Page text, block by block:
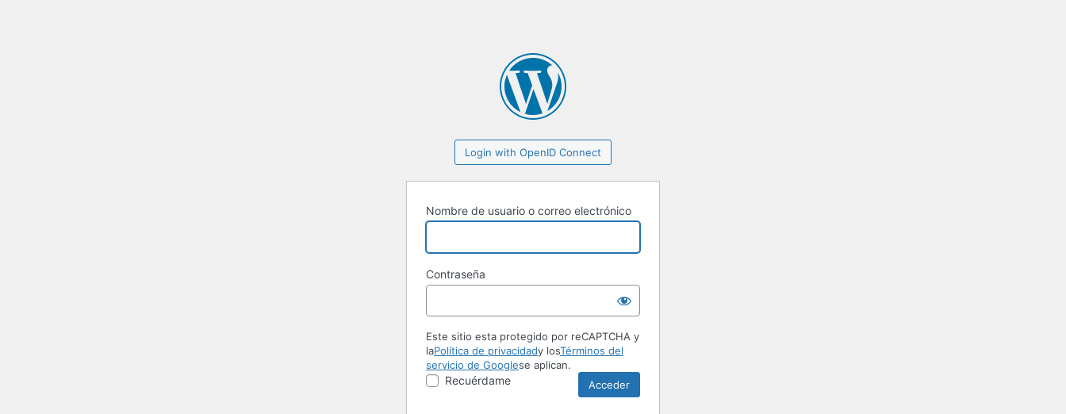
Login with OpenID Connect
Nombre de usuario o correo electrónico
Contraseña
Este sitio esta protegido por reCAPTCHA y
laPolítica de privacidady losTérminos del
servicio de Googlese aplican.
Recuérdame